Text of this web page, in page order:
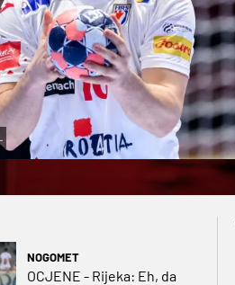
NOGOMET
OCJENE - Rijeka: Eh, da